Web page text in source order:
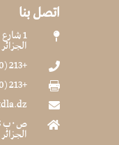
اتصل بنا

1
الجزائر

+213 (0) 23 18 00 95

+213 (0) 23 18 00 97


الجزائر